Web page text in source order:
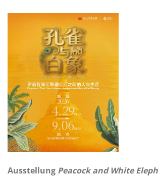
Ausstellung Peacock and White